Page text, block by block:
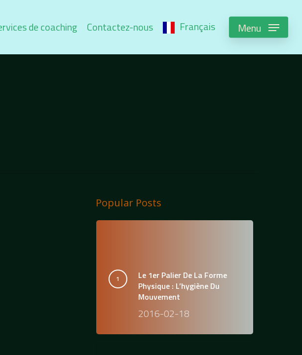
de coaching Contactez-nous Français Menu
Popular Posts
Le 1er Palier De La Forme
Physique : L’hygiène Du
Mouvement
2016-02-18